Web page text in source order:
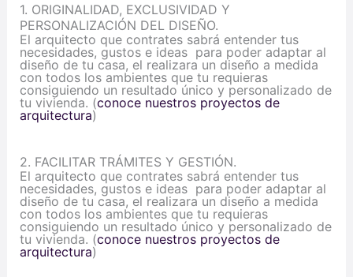
1. ORIGINALIDAD, EXCLUSIVIDAD Y
PERSONALIZACIÓN DEL DISEÑO.
El arquitecto que contrates sabrá entender tus
necesidades, gustos e ideas para poder adaptar al
diseño de tu casa, el realizara un diseño a medida
con todos los ambientes que tu requieras
consiguiendo un resultado único y personalizado de
tu vivienda. (conoce nuestros proyectos de
arquitectura)
2. FACILITAR TRÁMITES Y GESTIÓN.
El arquitecto que contrates sabrá entender tus
necesidades, gustos e ideas para poder adaptar al
diseño de tu casa, el realizara un diseño a medida
con todos los ambientes que tu requieras
consiguiendo un resultado único y personalizado de
tu vivienda. (conoce nuestros proyectos de
arquitectura)